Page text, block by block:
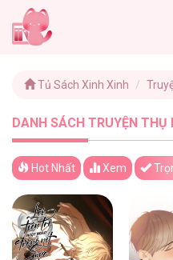
Tủ Sách Xinh Xinh
DANH SÁCH TRUYỆN THỤ NGHIÊM
Hot Nhất Xem